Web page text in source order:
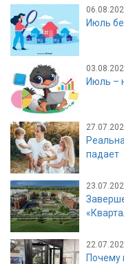
Июль
Июль –
падает
Почему